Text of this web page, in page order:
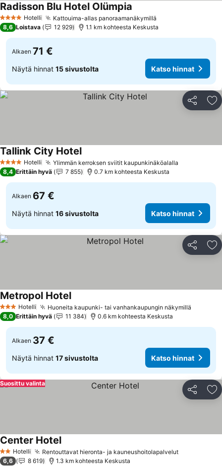
4 Tähtiluokitus
Hotelli Kattouima-allas panoraamanäkymillä
Radisson Blu Hotel Olümpia
8,6 Loistava 12 929 1.1 km kohteesta Keskusta
Alkaen 71 €
Näytä hinnat 15 sivustolta Katso hinnat
Jaa
4 Tähtiluokitus
Hotelli Ylimmän kerroksen sviitit kaupunkinäköalalla
Tallink City HotelKatso hinnat
8,4 Erittäin hyvä 7 855 0.7 km kohteesta Keskusta
Alkaen 67 €
Näytä hinnat 16 sivustolta Katso hinnat
Jaa
3 Tähtiluokitus
Hotelli Huoneita kaupunki- tai vanhankaupungin näkymillä
Metropol HotelKatso hinnat
8,0 Erittäin hyvä 11 384 0.6 km kohteesta Keskusta
Alkaen 37 €
Näytä hinnat 17 sivustolta Katso hinnat
Jaa
Suosittu valinta
2 Tähtiluokitus
Hotelli Rentouttavat hieronta- ja kauneushoitolapalvelutKatso
Center HotelKatso hinnat
6,6 8 619 1.3 km kohteesta Keskusta